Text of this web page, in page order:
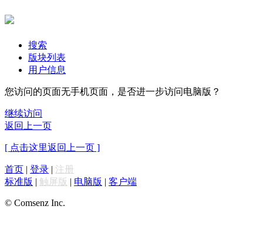
搜索
版块列表
用户信息
您访问的页面无手机页面，是否进一步访问电脑版？
继续访问
返回上一页
[ 点击这里返回上一页 ]
首页 | 登录 | 注册
标准版 | 触屏版 | 电脑版 | 客户端
© Comsenz Inc.